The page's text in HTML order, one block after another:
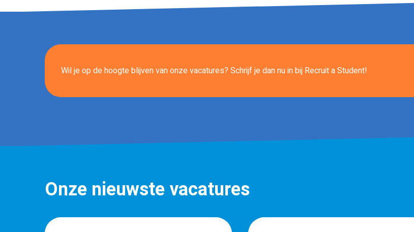
Wil je op de hoogte blijven van onze vacatures? Schrijf je dan nu inbij Recruit a Student!
Onze nieuwste vacatures